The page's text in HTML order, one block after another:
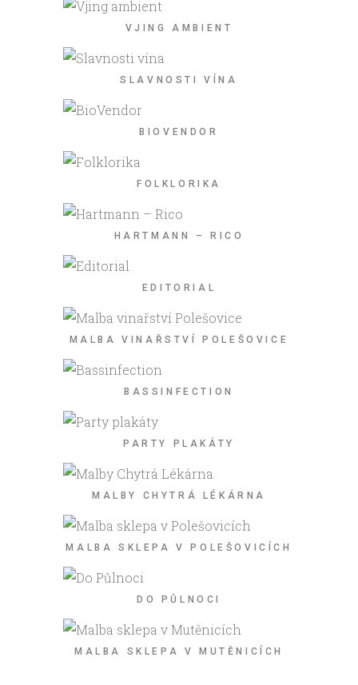
VJING AMBIENT
SLAVNOSTI VÍNA
BIOVENDOR
FOLKLORIKA
HARTMANN – RICO
EDITORIAL
MALBA VINAŘSTVÍ POLEŠOVICE
BASSINFECTION
PARTY PLAKÁTY
MALBY CHYTRÁ LÉKÁRNA
MALBA SKLEPA V POLEŠOVICÍCH
DO PŮLNOCI
MALBA SKLEPA V MUTĚNICÍCH